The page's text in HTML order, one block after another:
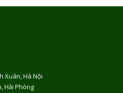
Xuân, Hà Nội
Hải Phòng